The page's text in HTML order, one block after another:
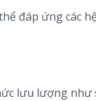
đáp ứng các
lưu lượng như